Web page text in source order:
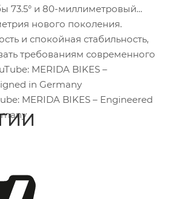
73.5° и 80-миллиметровый
нового поколения.
и спокойная стабильность,
требованиям современного
MERIDA BIKES – Engineered